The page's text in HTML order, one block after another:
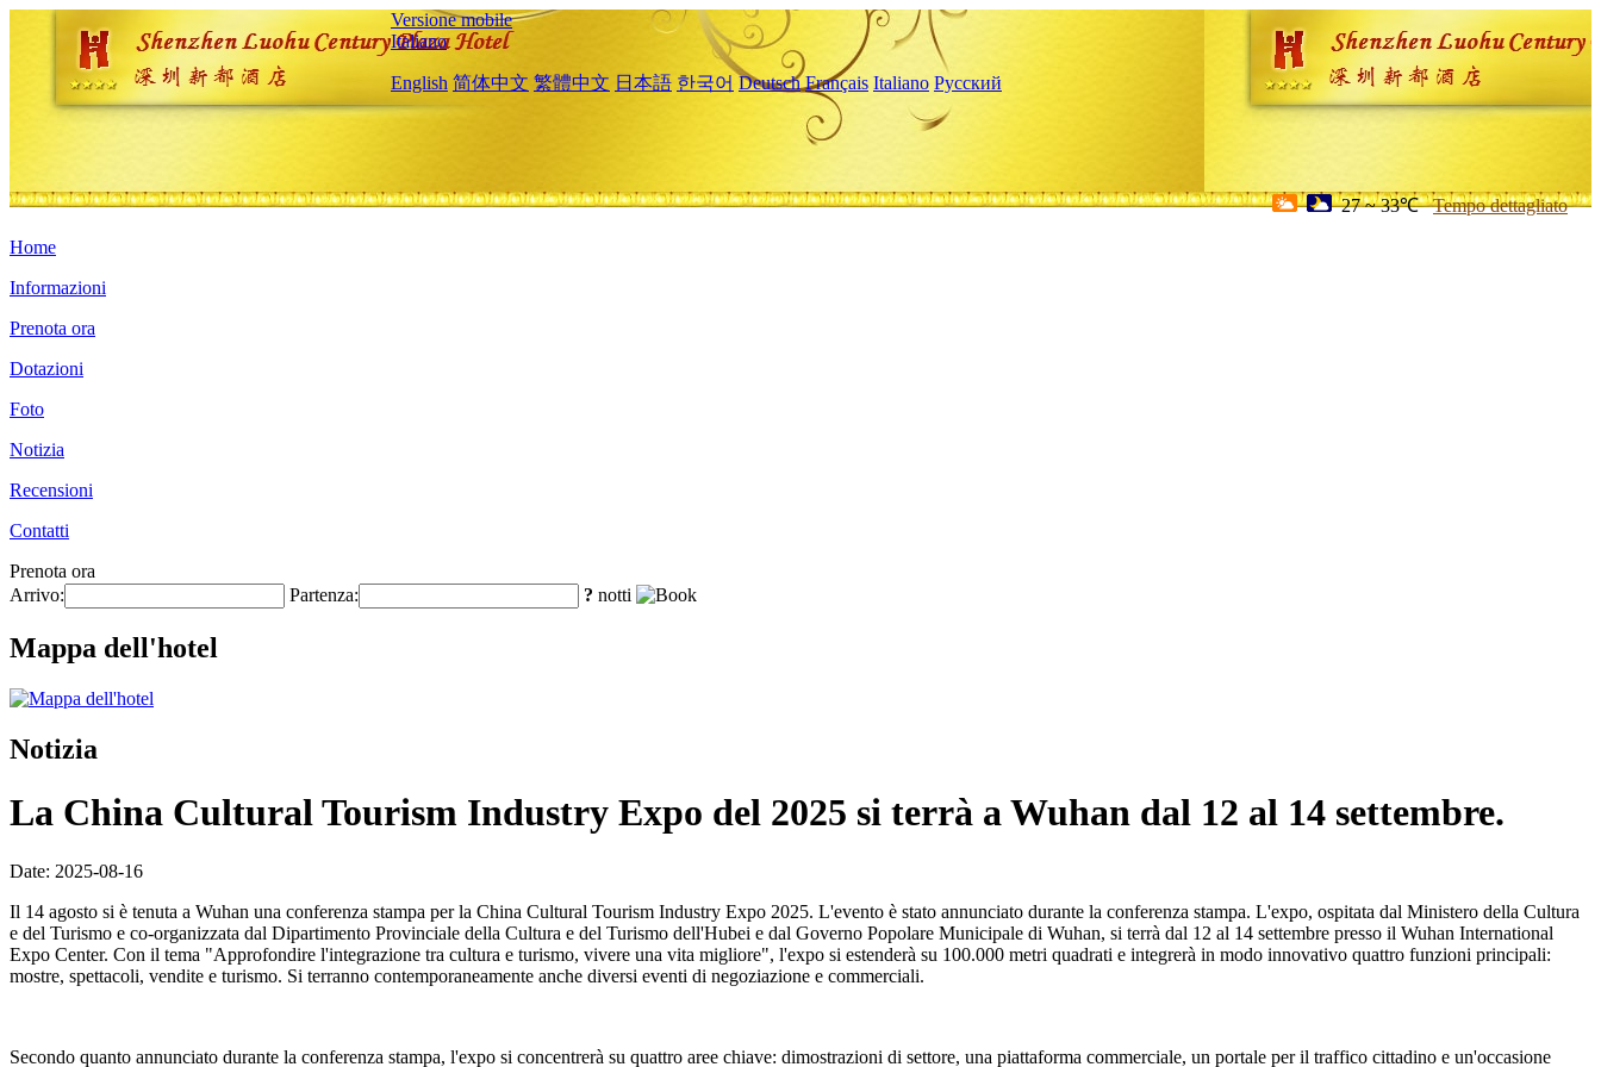
Versione mobile
Italiano
English 简体中文 繁體中文 日本語 한국어 Deutsch Français Italiano Русский
27 ~ 33℃ Tempo dettagliato
Home
Informazioni
Prenota ora
Dotazioni
Foto
Notizia
Recensioni
Contatti
Prenota ora
Arrivo:
Partenza: ? notti
Mappa dell'hotel
Notizia
La China Cultural Tourism Industry Expo del 2025 si terrà a Wuhan dal 12 al 14 settembre.
Date: 2025-08-16
Il 14 agosto si è tenuta a Wuhan una conferenza stampa per la China Cultural Tourism Industry Expo 2025. L'evento è stato annunciato durante la conferenza stampa. L'expo, ospitata dal Ministero della Cultura
e del Turismo e co-organizzata dal Dipartimento Provinciale della Cultura e del Turismo dell'Hubei e dal Governo Popolare Municipale di Wuhan, si terrà dal 12 al 14 settembre presso il Wuhan International
Expo Center. Con il tema "Approfondire l'integrazione tra cultura e turismo, vivere una vita migliore", l'expo si estenderà su 100.000 metri quadrati e integrerà in modo innovativo quattro funzioni principali:
mostre, spettacoli, vendite e turismo. Si terranno contemporaneamente anche diversi eventi di negoziazione e commerciali.
Secondo quanto annunciato durante la conferenza stampa, l'expo si concentrerà su quattro aree chiave: dimostrazioni di settore, una piattaforma commerciale, un portale per il traffico cittadino e un'occasione